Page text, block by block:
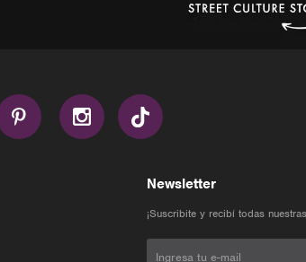
 
Newsletter
¡Suscribite y recibí todas